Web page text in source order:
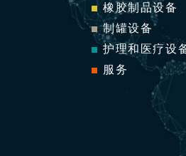
橡胶制品设备
制罐设备
护理和医疗设
服务